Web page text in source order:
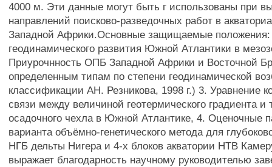
4000 м. Эти данные могут быть г использованы при
направлений поисково-разведочных работ в
Западной Африки.Основные защищаемые положения:
геодинамического развития Южной Атлантики в
Приурочнность ОПБ Западной Африки и Восточной
определенным типам по степени геодинамической
классификации АН. Резникова, 1998 г.) 3. Уравнение
связи между величиной геотермического градиента
осадочного чехла в Южной Атлантике, 4. Оценочные
варианта объёмно-генетического метода для
НГБ дельты Нигера и 4-х блоков акватории НТВ
выражает благодарность научному руководителью